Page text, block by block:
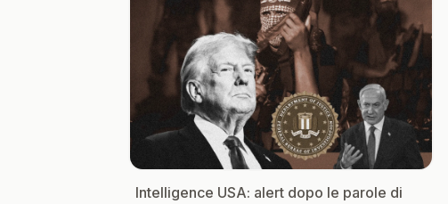
Intelligence USA: alert dopo le parole di